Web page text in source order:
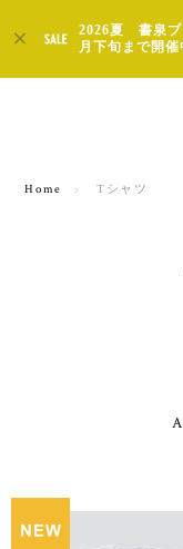
2026夏 書泉ブ
月下旬まで開催
Home Tシャツ